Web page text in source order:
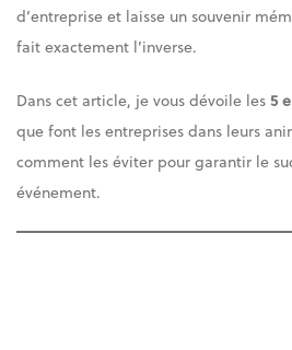
d’entreprise et laisse un souvenir
fait exactement l’inverse.
Dans cet article, je vous dévoile les5
que font les entreprises dans leurs
comment les éviter pour garantir le
événement.